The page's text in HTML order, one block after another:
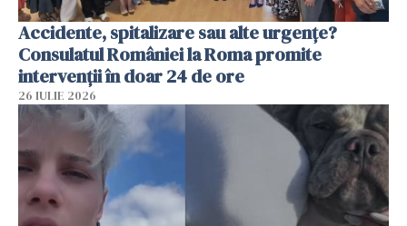
Accidente, spitalizare sau alte urgențe?
Consulatul României la Roma promite
intervenții în doar 24 de ore
26 IULIE 2026